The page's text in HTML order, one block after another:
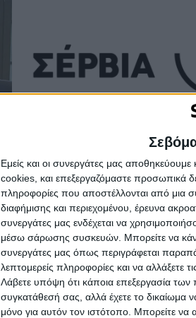
Εμείς και οι συνεργάτες μας
cookies, και επεξεργαζόμαστε προσωπικά
πληροφορίες που αποστέλλονται από μια
διαφήμισης και περιεχομένου, έρευνα
συνεργάτες μας ενδέχεται να
μέσω σάρωσης συσκευών. Μπορείτε να
συνεργάτες μας όπως περιγράφεται
λεπτομερείς πληροφορίες και να αλλάξετε
Λάβετε υπόψη ότι κάποια επεξεργασία
συγκατάθεσή σας, αλλά έχετε το δικαίωμα
μόνο για αυτόν τον ιστότοπο. Μπορείτε να
Δήμος Σερβίων
705.075 ευρώ
στα οικονομικά
Δήμου Σερβίων
Σύμφωνα με δημοσίευμα
aftodioikisi.gr ο Δήμος